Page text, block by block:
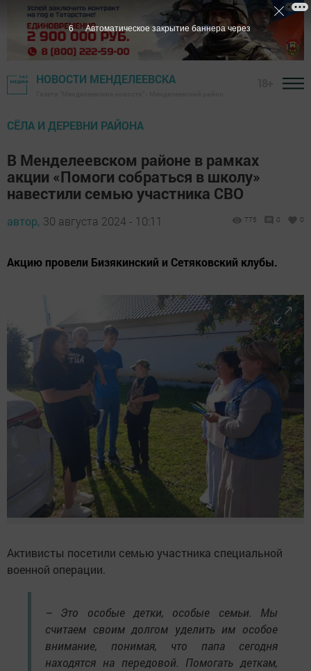
НОВОСТИ МЕНДЕЛЕЕВСКА
СЁЛА И ДЕРЕВНИ РАЙОНА
В Менделеевском районе в рамках
акции «Помоги собраться в школу»
навестили семью участника СВО
автор, 30 августа 2024 - 10:11 775 0 0
Акцию провели Бизякинский и Сетяковский клубы.
Активисты посетили семью участника специальной
военной операции.
– Это особые детки, особые семьи. Мы
считаем своим долгом уделить им особое
внимание, понимая, что папа сегодня
находятся на передовой. Помогать деткам,
5 Автоматическое закрытие баннера через